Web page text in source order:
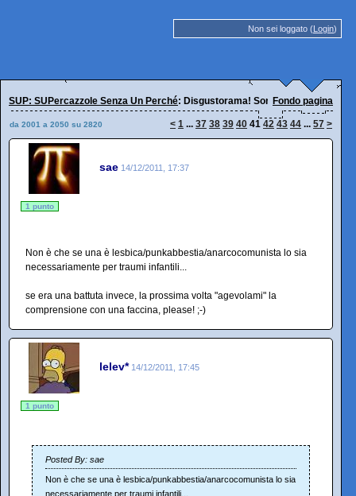
Non sei loggato (Login)
SUP: SUPercazzole Senza Un Perché: Disgustorama! Sorridi, oggi è peggio.
Fondo pagina
da 2001 a 2050 su 2820 < 1 ... 37 38 39 40 41 42 43 44 ... 57 >
sae 14/12/2011, 17:37
1 punto
Non è che se una è lesbica/punkabbestia/anarcocomunista lo sia
necessariamente per traumi infantili...
se era una battuta invece, la prossima volta "agevolami" la
comprensione con una faccina, please! ;-)
lelev* 14/12/2011, 17:45
1 punto
Posted By: sae
Non è che se una è lesbica/punkabbestia/anarcocomunista lo sia
necessariamente per traumi infantili...